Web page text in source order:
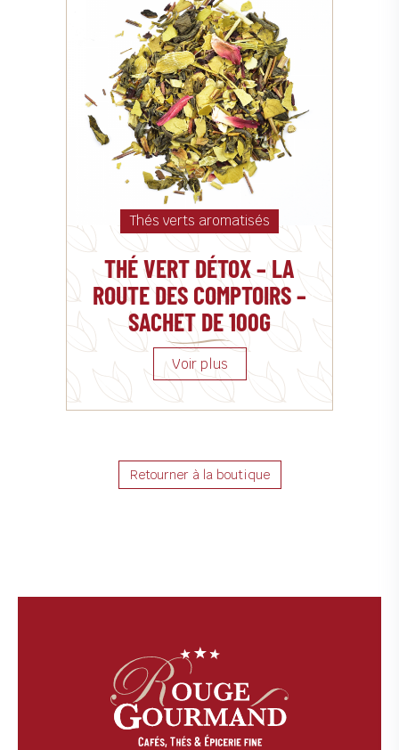
Thés verts aromatisés
THÉ VERT DÉTOX – LA
ROUTE DES COMPTOIRS –
SACHET DE 100G
Retourner à la boutique